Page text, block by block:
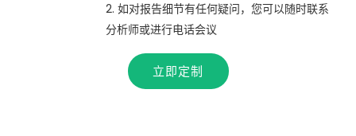
2. 如对报告细节有任何疑问，您可以随时联系
分析师或进行电话会议
立即定制